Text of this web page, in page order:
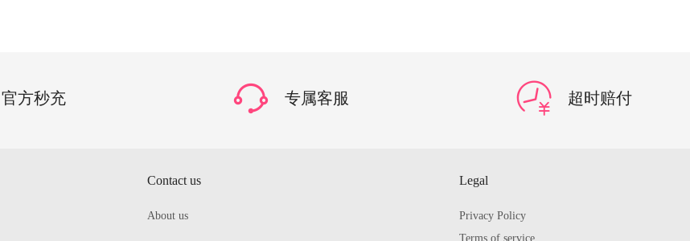
官方秒充 专属客服 超时赔付
Contact us
About us
Legal
Privacy Policy
Terms of service